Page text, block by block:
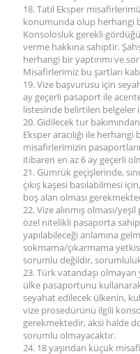
18. Tatil Eksper
konumunda olup herhangi
Konsolosluk gerekli
verme hakkına sahiptir.
herhangi bir yaptırımı ve
Misafirlerimiz bu şartları
19. Vize başvurusu için
ay geçerli pasaport ile
listesinde belirtilen
20. Gidilecek tur
Eksper aracılığı ile
misafirlerimizin
itibaren en az 6 ay geçerli
21. Gümrük geçişlerinde,
çıkış kaşesi basılabilmesi
boş alan olması
22. Vize alınmış olması/
özel nitelikli pasaporta
yapılabileceği anlamına
sokmama/çıkarmama
sorumlu değildir,
23. Türk vatandaşı
ülke pasaportunu
seyahat edilecek ülkenin,
vize prosedürünü ilgili
gerekmektedir, aksi halde
sorumlu olmayacaktır.
24. 18 yaşından küçük